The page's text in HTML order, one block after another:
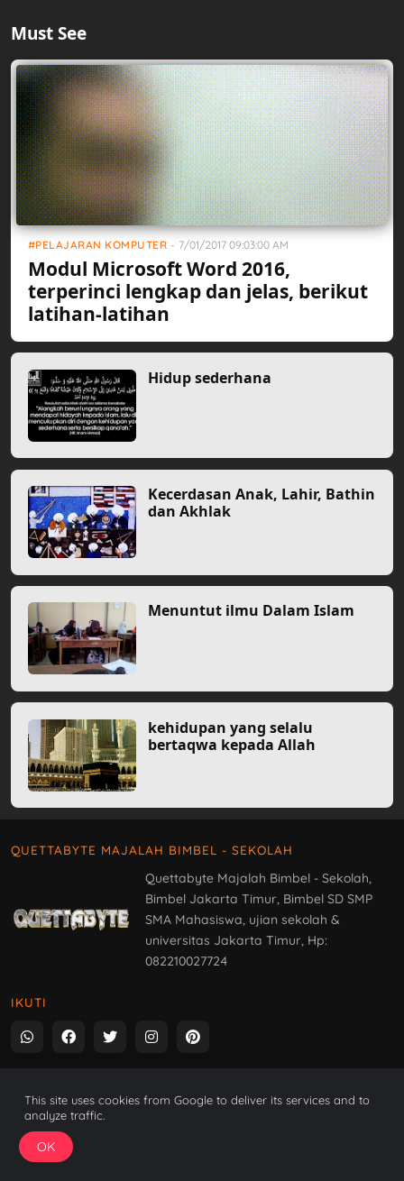
Must See
PELAJARAN KOMPUTER - 7/01/2017 09:03:00 AM
Modul Microsoft Word 2016,
terperinci lengkap dan jelas, berikut
latihan-latihan
Hidup sederhana
Kecerdasan Anak, Lahir, Bathin
dan Akhlak
Menuntut ilmu Dalam Islam
kehidupan yang selalu
bertaqwa kepada Allah
QUETTABYTE MAJALAH BIMBEL - SEKOLAH
Quettabyte Majalah Bimbel - Sekolah,
Bimbel Jakarta Timur, Bimbel SD SMP
SMA Mahasiswa, ujian sekolah &
universitas Jakarta Timur, Hp:
082210027724
IKUTI
Sitemap
Matematika
IPA
This site uses cookies from Google to deliver its services and to
analyze traffic.
OK